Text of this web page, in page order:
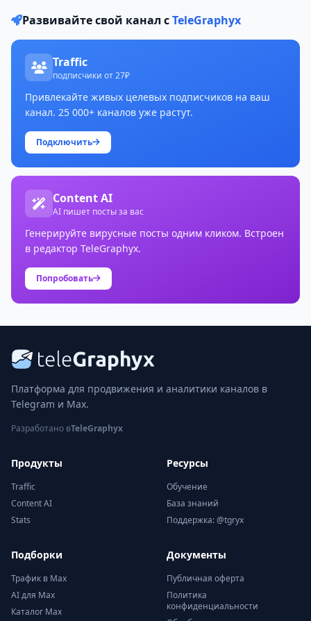
Развивайте свой канал сTeleGraphyx
Traffic
подписчики от 27₽
Привлекайте живых целевых подписчиков на ваш
канал. 25 000+ каналов уже растут.
Подключить
Content AI
AI пишет посты за вас
Генерируйте вирусные посты одним кликом. Встроен
в редактор TeleGraphyx.
Попробовать
Платформа для продвижения и аналитики каналов в
Telegram и Max.
Разработано вTeleGraphyx
Продукты
Traffic
Content AI
Stats
Ресурсы
Обучение
База знаний
Поддержка: @tgryx
Подборки
Трафик в Max
AI для Max
Каталог Max
Документы
Публичная оферта
Политика
конфиденциальности